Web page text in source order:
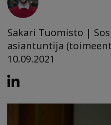
Sakari Tuomisto |
asiantuntija
10.09.2021